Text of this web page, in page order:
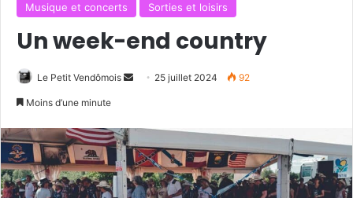
Musique et concerts Sorties et loisirs
Un week-end country
Le Petit Vendômois
o
y
e
r
25 juillet 2024 92
Moins d’une minute